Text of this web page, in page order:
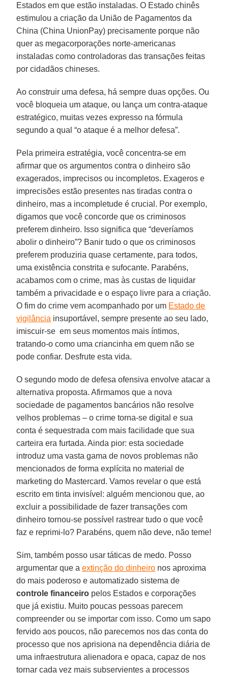
Estados em que estão instaladas. O Estado chinês
estimulou a criação da União de Pagamentos da
China (China UnionPay) precisamente porque não
quer as megacorporações norte-americanas
instaladas como controladoras das transações feitas
por cidadãos chineses.
Ao construir uma defesa, há sempre duas opções. Ou
você bloqueia um ataque, ou lança um contra-ataque
estratégico, muitas vezes expresso na fórmula
segundo a qual “o ataque é a melhor defesa”.
Pela primeira estratégia, você concentra-se em
afirmar que os argumentos contra o dinheiro são
exagerados, imprecisos ou incompletos. Exageros e
imprecisões estão presentes nas tiradas contra o
dinheiro, mas a incompletude é crucial. Por exemplo,
digamos que você concorde que os criminosos
preferem dinheiro. Isso significa que “deveríamos
abolir o dinheiro”? Banir tudo o que os criminosos
preferem produziria quase certamente, para todos,
uma existência constrita e sufocante. Parabéns,
acabamos com o crime, mas às custas de liquidar
também a privacidade e o espaço livre para a criação.
O fim do crime vem acompanhado por um Estado de
vigilância insuportável, sempre presente ao seu lado,
imiscuir-se em seus momentos mais íntimos,
tratando-o como uma criancinha em quem não se
pode confiar. Desfrute esta vida.
O segundo modo de defesa ofensiva envolve atacar a
alternativa proposta. Afirmamos que a nova
sociedade de pagamentos bancários não resolve
velhos problemas – o crime torna-se digital e sua
conta é sequestrada com mais facilidade que sua
carteira era furtada. Ainda pior: esta sociedade
introduz uma vasta gama de novos problemas não
mencionados de forma explícita no material de
marketing do Mastercard. Vamos revelar o que está
escrito em tinta invisível: alguém mencionou que, ao
excluir a possibilidade de fazer transações com
dinheiro tornou-se possível rastrear tudo o que você
faz e reprimi-lo? Parabéns, quem não deve, não teme!
Sim, também posso usar táticas de medo. Posso
argumentar que aextinção do dinheiro nos aproxima
do mais poderoso e automatizado sistema de
controle financeiro pelos Estados e corporações
que já existiu. Muito poucas pessoas parecem
compreender ou se importar com isso. Como um sapo
fervido aos poucos, não parecemos nos das conta do
processo que nos aprisiona na dependência diária de
uma infraestrutura alienadora e opaca, capaz de nos
tornar cada vez mais subservientes a processos